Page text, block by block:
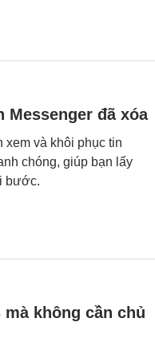
Messenger đã xóa
xem và khôi phục tin
chóng, giúp bạn lấy
bước.
không cần chủ